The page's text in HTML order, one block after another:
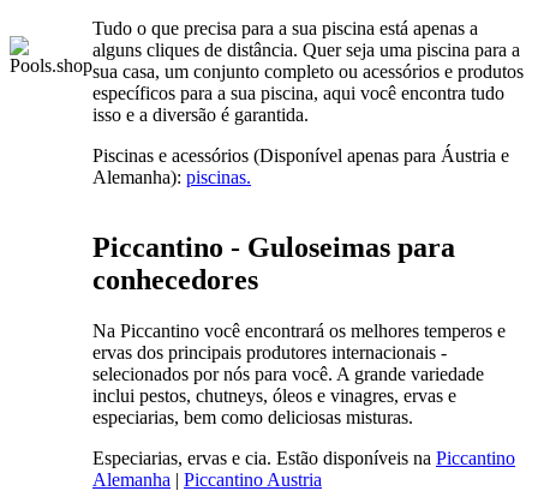
Tudo o que precisa para a sua piscina está apenas a
alguns cliques de distância. Quer seja uma piscina para a
sua casa, um conjunto completo ou acessórios e produtos
específicos para a sua piscina, aqui você encontra tudo
isso e a diversão é garantida.
Piscinas e acessórios (Disponível apenas para Áustria e
Alemanha): piscinas.
Piccantino - Guloseimas para
conhecedores
Na Piccantino você encontrará os melhores temperos e
ervas dos principais produtores internacionais -
selecionados por nós para você. A grande variedade
inclui pestos, chutneys, óleos e vinagres, ervas e
especiarias, bem como deliciosas misturas.
Especiarias, ervas e cia. Estão disponíveis na Piccantino
Alemanha | Piccantino Austria